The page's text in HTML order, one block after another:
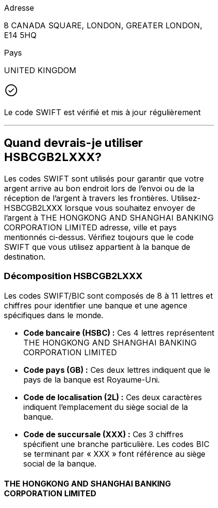
Adresse
8 CANADA SQUARE, LONDON, GREATER LONDON,
E14 5HQ
Pays
UNITED KINGDOM
Le code SWIFT est vérifié et mis à jour régulièrement
Quand devrais-je utiliser
HSBCGB2LXXX?
Les codes SWIFT sont utilisés pour garantir que votre
argent arrive au bon endroit lors de l’envoi ou de la
réception de l’argent à travers les frontières. Utilisez-
HSBCGB2LXXX lorsque vous souhaitez envoyer de
l’argent à THE HONGKONG AND SHANGHAI BANKING
CORPORATION LIMITED adresse, ville et pays
mentionnés ci-dessus. Vérifiez toujours que le code
SWIFT que vous utilisez appartient à la banque de
destination.
Décomposition HSBCGB2LXXX
Les codes SWIFT/BIC sont composés de 8 à 11 lettres et
chiffres pour identifier une banque et une agence
spécifiques dans le monde.
Code bancaire (HSBC) : Ces 4 lettres représentent
THE HONGKONG AND SHANGHAI BANKING
CORPORATION LIMITED
Code pays (GB) : Ces deux lettres indiquent que le
pays de la banque est Royaume-Uni.
Code de localisation (2L) : Ces deux caractères
indiquent l’emplacement du siège social de la
banque.
Code de succursale (XXX) : Ces 3 chiffres
spécifient une branche particulière. Les codes BIC
se terminant par « XXX » font référence au siège
social de la banque.
THE HONGKONG AND SHANGHAI BANKING
CORPORATION LIMITED